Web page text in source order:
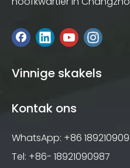
Vinnige skakels
Kontak ons
WhatsApp: +86
Tel: +86- 18921090987